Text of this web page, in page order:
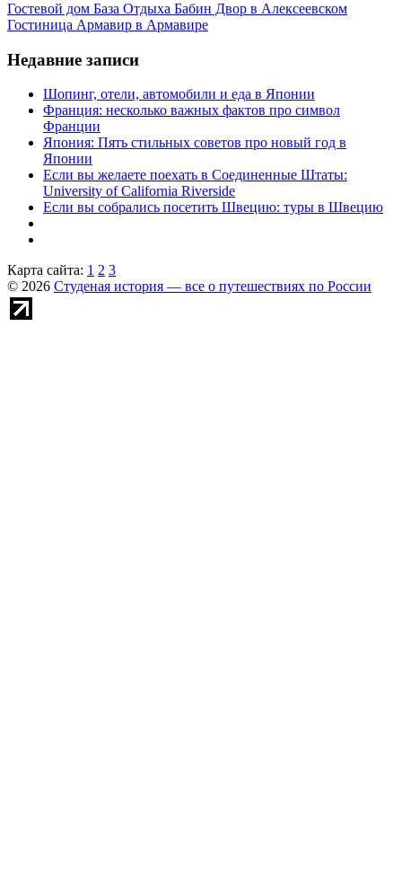
Гостевой дом База Отдыха Бабин Двор в Алексеевском
Гостиница Армавир в Армавире
Недавние записи
Шопинг, отели, автомобили и еда в Японии
Франция: несколько важных фактов про символ
Франции
Япония: Пять стильных советов про новый год в
Японии
Если вы желаете поехать в Соединенные Штаты:
University of California Riverside
Если вы собрались посетить Швецию: туры в Швецию
Карта сайта: 1 2 3
© 2026 Студеная история — все о путешествиях по России